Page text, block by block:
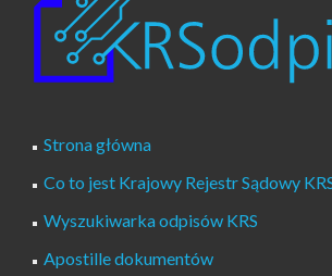
Strona główna
Co to jest Krajowy Rejestr Sądowy
Wyszukiwarka odpisów KRS
Apostille dokumentów